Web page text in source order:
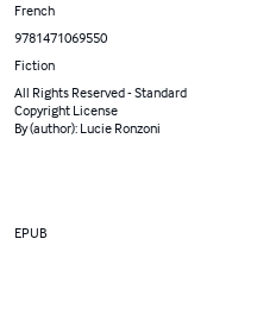
French
9781471069550
Fiction
All Rights Reserved - Standard
Copyright License
By (author): Lucie Ronzoni
EPUB